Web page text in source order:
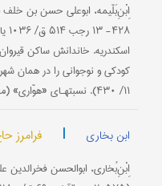
اسکندریه. خاندانش ساکن
۱۱/ ۴۳۰). نسبتهـای «هوّاری» (منسوب به قبی...
ابن بخاری | فرامرز
اِبْنِ‌بُخاری، ابو‌الحسن